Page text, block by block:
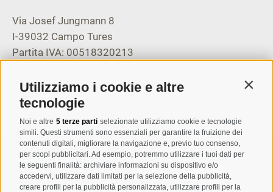
Utilizziamo i cookie e altre
tecnologie
Noi e altre 5 terze parti selezionate utilizziamo cookie e tecnologie
simili. Questi strumenti sono essenziali per garantire la fruizione dei
contenuti digitali, migliorare la navigazione e, previo tuo consenso,
per scopi pubblicitari. Ad esempio, potremmo utilizzare i tuoi dati per
le seguenti finalità: archiviare informazioni su dispositivo e/o
accedervi, utilizzare dati limitati per la selezione della pubblicità,
creare profili per la pubblicità personalizzata, utilizzare profili per la
Via Josef Jungmann 8
I-39032 Campo Tures
Partita IVA: 00518320213
T+39 0474 678076
info@taufers.com
Registrazione Newsletter